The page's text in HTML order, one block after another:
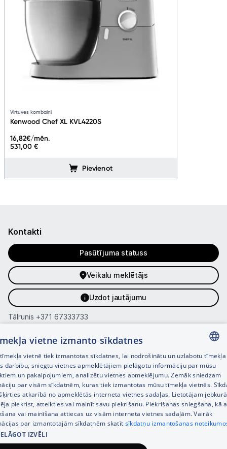
Virtuves kombaini
Kenwood Chef XL KVL4220S
531,00 €
16,82€/mēn.
Pievienot
Kontakti
Pasūtījuma statuss
Veikalu meklētājs
Uzdot jautājumu
Tālrunis +371 67333733
Darba dienās 8:00 – 21:00,
S., Sv. 9:00 – 18:00
Kategorijas
Informācija
Noderīgas saites
LATVIAN
RUSSIAN
ENGLISH
vietne izmanto sīkdatnes
vietnē tiek izmantotas sīkdatnes, lai nodrošinātu un uzlabotu tīmekļa
darbību, sniegtu vietnes apmeklētājiem pielāgotu informāciju par mūsu
un pakalpojumiem, analizētu vietnes apmeklējumu. Zemāk sniedzam
par visām sīkdatnēm, kuras tiek izmantotas mūsu tīmekļa vietnēs.
atkarībā no apmeklētās interneta vietnes sadaļas. Lietotājam
piekrist, atteikties vai mainīt savu piekrišanu. Piekrišanas sniegšana, kā
vai mainīšana attiecas uz visām interneta vietnes sadaļām. Vairāk
par izmantotajām sīkdatnēm skatīt sīkdatņu izmantošanas
IZVĒLI